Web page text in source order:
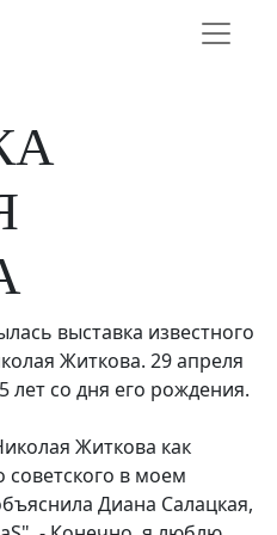
выставка известного
Житкова. 29 апреля
лет со дня его рождения.
Житкова как
советского в моем
Диана Салацкая,